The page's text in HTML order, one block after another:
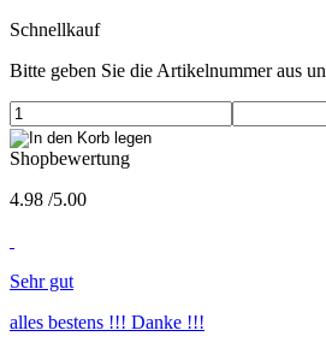
Schnellkauf
Bitte geben Sie die Artikelnummer aus
Shopbewertung
4.98 /5.00
Sehr gut
alles bestens !!! Danke !!!